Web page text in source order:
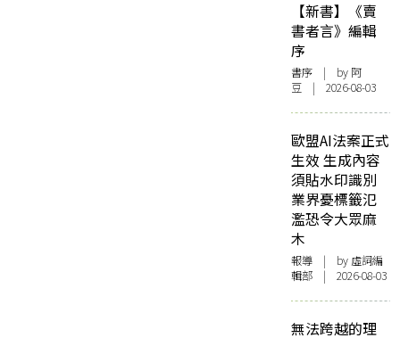
【新書】《賣
書者言》編輯
序
書序 | by 阿
豆 | 2026-08-03
歐盟AI法案正式
生效 生成內容
須貼水印識別
業界憂標籤氾
濫恐令大眾麻
木
報導 | by 虛詞編
輯部 | 2026-08-03
無法跨越的理